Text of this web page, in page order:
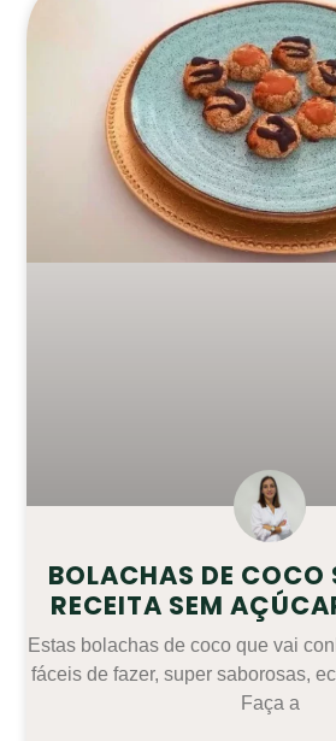
BOLACHAS DE COCO
RECEITA SEM
Estas bolachas de coco que vai
fáceis de fazer, super saborosas,
Faça a